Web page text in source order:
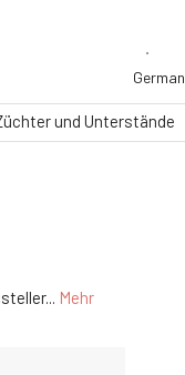
German
und Unterstände
Mehr